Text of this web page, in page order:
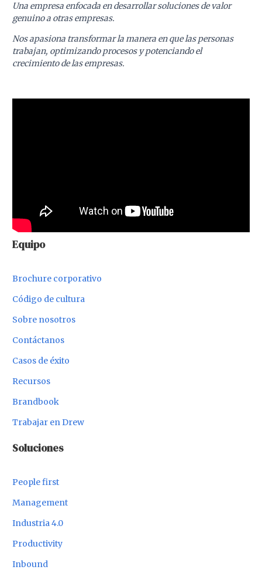
Una empresa enfocada en desarrollar soluciones de valor
genuino a otras empresas.
Nos apasiona transformar la manera en que las personas
trabajan, optimizando procesos y potenciando el
crecimiento de las empresas.
Equipo
Brochure corporativo
Código de cultura
Sobre nosotros
Contáctanos
Casos de éxito
Recursos
Brandbook
Trabajar en Drew
Soluciones
People first
Management
Industria 4.0
Productivity
Inbound